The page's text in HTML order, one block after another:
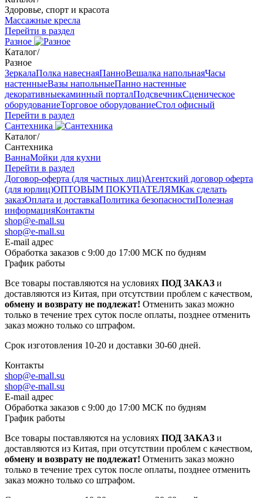
Здоровье, спорт и красота
Массажные кресла
Перейти в раздел
Разное
Каталог/
Разное
ЗеркалаПолка навеснаяПанноВешалка напольнаяЧасы
настенныеВазы напольныеПанно настенные
декоративныекаминный порталПодсвечникСценическое
оборудованиеТорговое оборудованиеСтол офисный
Перейти в раздел
Сантехника
Каталог/
Сантехника
ВаннаМойки для кухни
Перейти в раздел
Договор-оферта (для частных лиц)Агентский договор оферта
(для юрлиц)ОПТОВЫМ ПОКУПАТЕЛЯМКак сделать
заказОплата и доставкаПолитика безопасностиПолезная
информацияКонтакты
shop@e-mall.su
shop@e-mall.su
E-mail адрес
Обработка заказов с 9:00 до 17:00 МСК по будням
График работы
Все товары поставляются на условиях ПОД ЗАКАЗ и
доставляются из Китая, при отсутствии проблем с качеством,
обмену и возврату не подлежат! Отменить заказ можно
только в течение трех суток после оплаты, позднее отменить
заказ можно только со штрафом.
Срок изготовления 10-20 и доставки 30-60 дней.
Контакты
shop@e-mall.su
shop@e-mall.su
E-mail адрес
Обработка заказов с 9:00 до 17:00 МСК по будням
График работы
Все товары поставляются на условиях ПОД ЗАКАЗ и
доставляются из Китая, при отсутствии проблем с качеством,
обмену и возврату не подлежат! Отменить заказ можно
только в течение трех суток после оплаты, позднее отменить
заказ можно только со штрафом.